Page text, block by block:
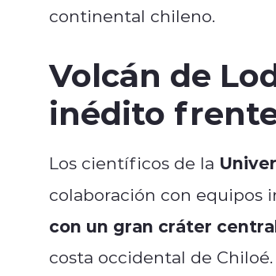
continental chileno.
Volcán de
inédito
Los científicos de la
colaboración con equipos
con un gran cráter
costa occidental de Chiloé.